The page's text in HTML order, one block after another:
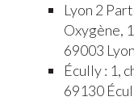
Lyon 2
Oxygène,
69003 Lyon
Écully : 1,
69130